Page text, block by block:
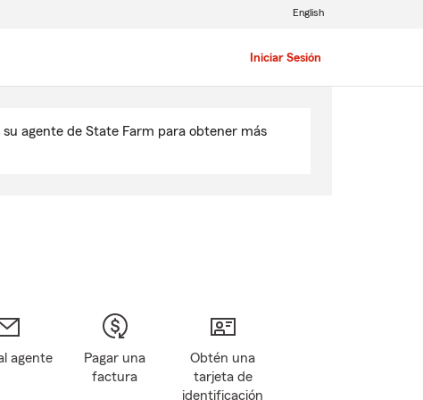
Iniciar Sesión
English
agente de State Farm para obtener más
agente
Pagar una
factura
Obtén una
tarjeta de
identificación